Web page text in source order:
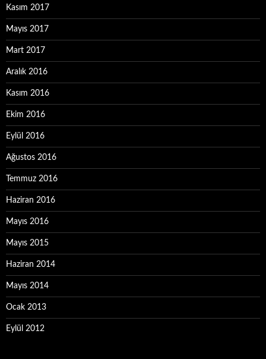
Kasım 2017
Mayıs 2017
Mart 2017
Aralık 2016
Kasım 2016
Ekim 2016
Eylül 2016
Ağustos 2016
Temmuz 2016
Haziran 2016
Mayıs 2016
Mayıs 2015
Haziran 2014
Mayıs 2014
Ocak 2013
Eylül 2012